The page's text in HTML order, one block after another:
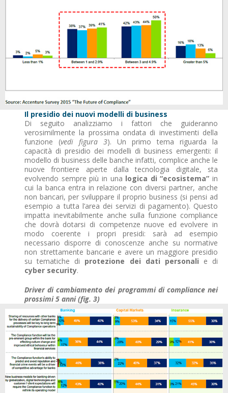
Il presidio dei nuovi modelli di business
Di seguito analizziamo i fattori che guideranno
verosimilmente la prossima ondata di investimenti della
funzione (vedi figura 3). Un primo tema riguarda la
capacità di presidio dei modelli di business emergenti: il
modello di business delle banche infatti, complice anche le
nuove frontiere aperte dalla tecnologia digitale, sta
evolvendo sempre più in una logica di “ecosistema” in
cui la banca entra in relazione con diversi partner, anche
non bancari, per sviluppare il proprio business (si pensi ad
esempio a tutta l’area dei servizi di pagamento). Questo
impatta inevitabilmente anche sulla funzione compliance
che dovrà dotarsi di competenze nuove ed evolvere in
modo coerente i propri presidi: sarà ad esempio
necessario disporre di conoscenze anche su normative
non strettamente bancarie e avere un maggiore presidio
su tematiche di protezione dei dati personali e di
cyber security.
Driver di cambiamento dei programmi di compliance nei
prossimi 5 anni (fig. 3)